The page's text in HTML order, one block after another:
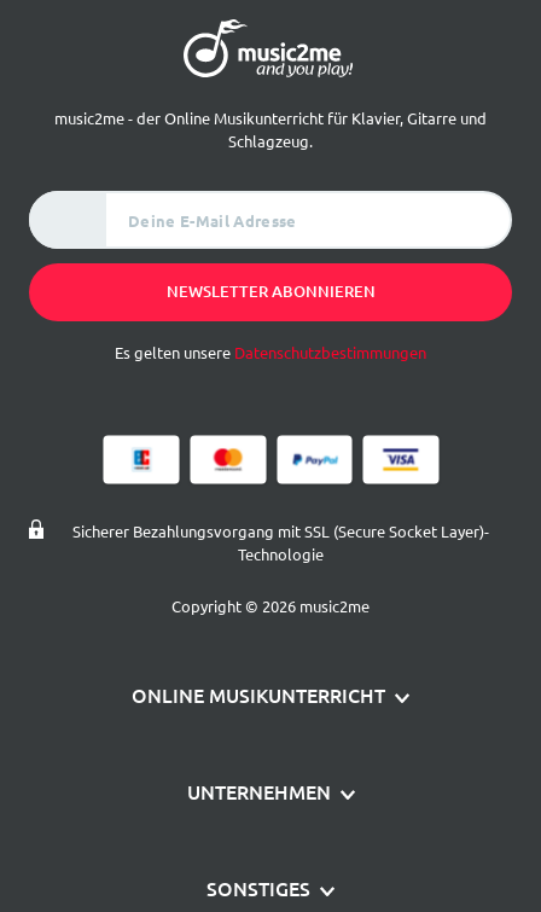
music2me - der Online Musikunterricht für Klavier, Gitarre und
Schlagzeug.
Deine E-Mail Adresse
NEWSLETTER ABONNIEREN
Es gelten unsere Datenschutzbestimmungen
Sicherer Bezahlungsvorgang mit SSL (Secure Socket Layer)-
Technologie
Copyright © 2026 music2me
ONLINE MUSIKUNTERRICHT
Gitarre lernen
UNTERNEHMEN
Häufige Fragen
SONSTIGES